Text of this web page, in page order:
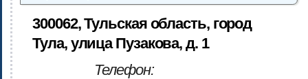
300062, Тульская область, город
Тула, улица Пузакова, д. 1
Телефон: